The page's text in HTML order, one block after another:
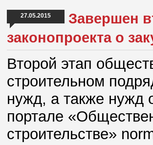
27.05.2015
Завершен
законопроекта о
Второй этап
строительном
нужд, а также нужд
портале
строительстве»